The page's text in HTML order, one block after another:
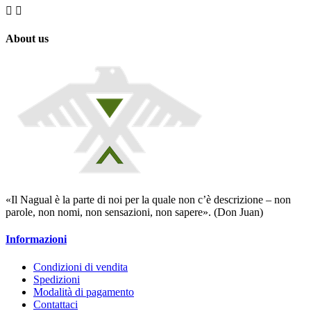
 
About us
«Il Nagual è la parte di noi per la quale non c’è descrizione – non
parole, non nomi, non sensazioni, non sapere». (Don Juan)
Informazioni
Condizioni di vendita
Spedizioni
Modalità di pagamento
Contattaci